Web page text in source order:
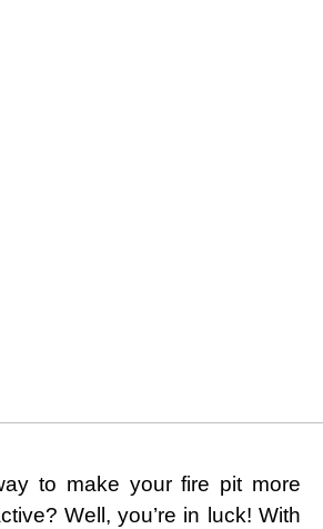
to make your fire pit more
Well, you’re in luck! With